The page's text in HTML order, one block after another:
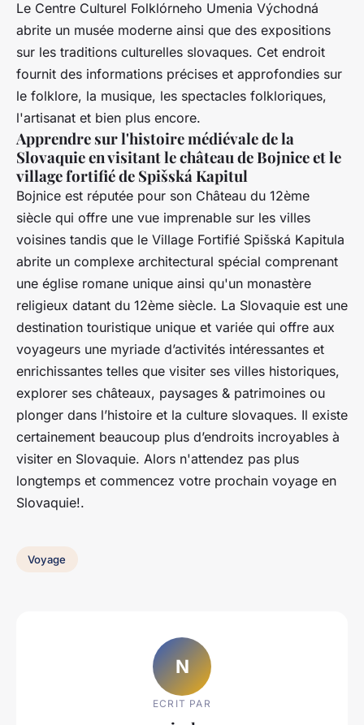
Le Centre Culturel Folklórneho Umenia Východná
abrite un musée moderne ainsi que des expositions
sur les traditions culturelles slovaques. Cet endroit
fournit des informations précises et approfondies sur
le folklore, la musique, les spectacles folkloriques,
l'artisanat et bien plus encore.
Apprendre sur l'histoire médiévale de la
Slovaquie en visitant le château de Bojnice et le
village fortifié de Spišská Kapitul
Bojnice est réputée pour son Château du 12ème
siècle qui offre une vue imprenable sur les villes
voisines tandis que le Village Fortifié Spišská Kapitula
abrite un complexe architectural spécial comprenant
une église romane unique ainsi qu'un monastère
religieux datant du 12ème siècle. La Slovaquie est une
destination touristique unique et variée qui offre aux
voyageurs une myriade d’activités intéressantes et
enrichissantes telles que visiter ses villes historiques,
explorer ses châteaux, paysages & patrimoines ou
plonger dans l’histoire et la culture slovaques. Il existe
certainement beaucoup plus d’endroits incroyables à
visiter en Slovaquie. Alors n'attendez pas plus
longtemps et commencez votre prochain voyage en
Slovaquie!.
Voyage
N
ECRIT PAR